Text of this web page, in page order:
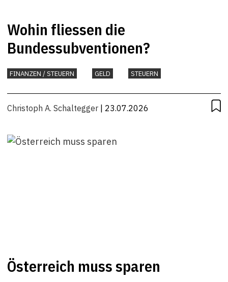
Wohin fliessen die
Bundessubventionen?
FINANZEN / STEUERN GELD STEUERN
Christoph A. Schaltegger | 23.07.2026
Österreich muss sparen